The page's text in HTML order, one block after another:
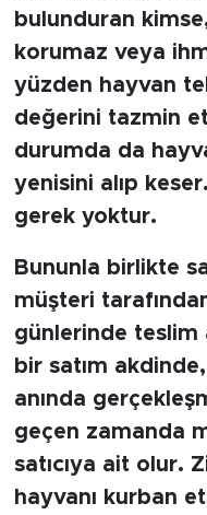
bulunduran
korumaz veya
yüzden hayvan
değerini tazmin
durumda da
yenisini alıp
gerek yoktur.
Bununla birlikte
müşteri
günlerinde teslim
bir satım
anında
geçen zamanda
satıcıya ait olur.
hayvanı kurban